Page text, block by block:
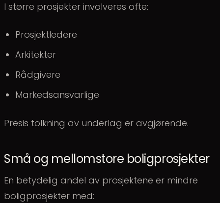
I større prosjekter involveres ofte:
Prosjektledere
Arkitekter
Rådgivere
Markedsansvarlige
Presis tolkning av underlag er avgjørende.
Små og mellomstore boligprosjekter
En betydelig andel av prosjektene er mindre
boligprosjekter med: